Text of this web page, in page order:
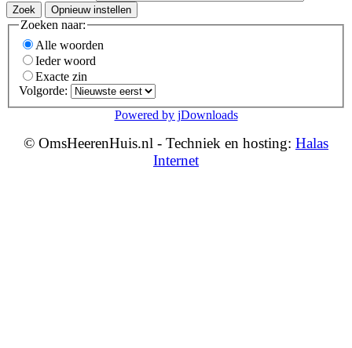
Zoek Opnieuw instellen
Zoeken naar:
Alle woorden
Ieder woord
Exacte zin
Volgorde:
Powered by jDownloads
© OmsHeerenHuis.nl - Techniek en hosting: Halas
Internet